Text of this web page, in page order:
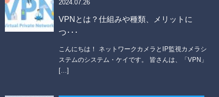
2024.07.26
VPNとは？仕組みや種類、メリットに
つ･･･
こんにちは！ ネットワークカメラとIP監視カメラシ
ステムのシステム・ケイです。 皆さんは、「VPN」
[…]